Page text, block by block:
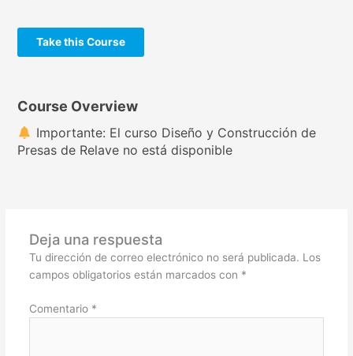
Take this Course
Course Overview
Importante: El curso Diseño y Construcción de
Presas de Relave no está disponible
Deja una respuesta
Tu dirección de correo electrónico no será publicada. Los
campos obligatorios están marcados con *
Comentario *